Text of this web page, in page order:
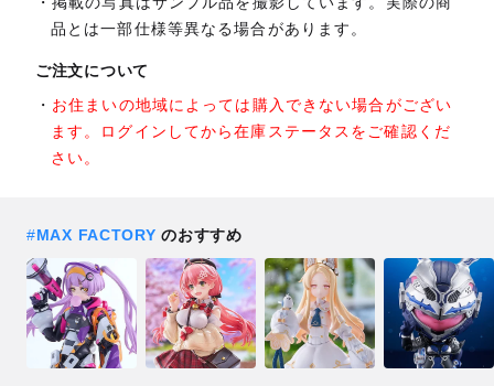
品とは一部仕様等異なる場合があります。
ご注文について
お住まいの地域によっては購入できない場合がござい
ます。ログインしてから在庫ステータスをご確認くだ
さい。
#MAX FACTORY のおすすめ